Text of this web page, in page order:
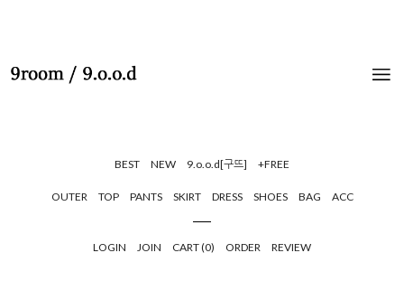
BEST NEW 9.o.o.d[구뜨] +FREE
OUTER TOP PANTS SKIRT DRESS SHOES BAG ACC
LOGIN JOIN CART (0) ORDER REVIEW